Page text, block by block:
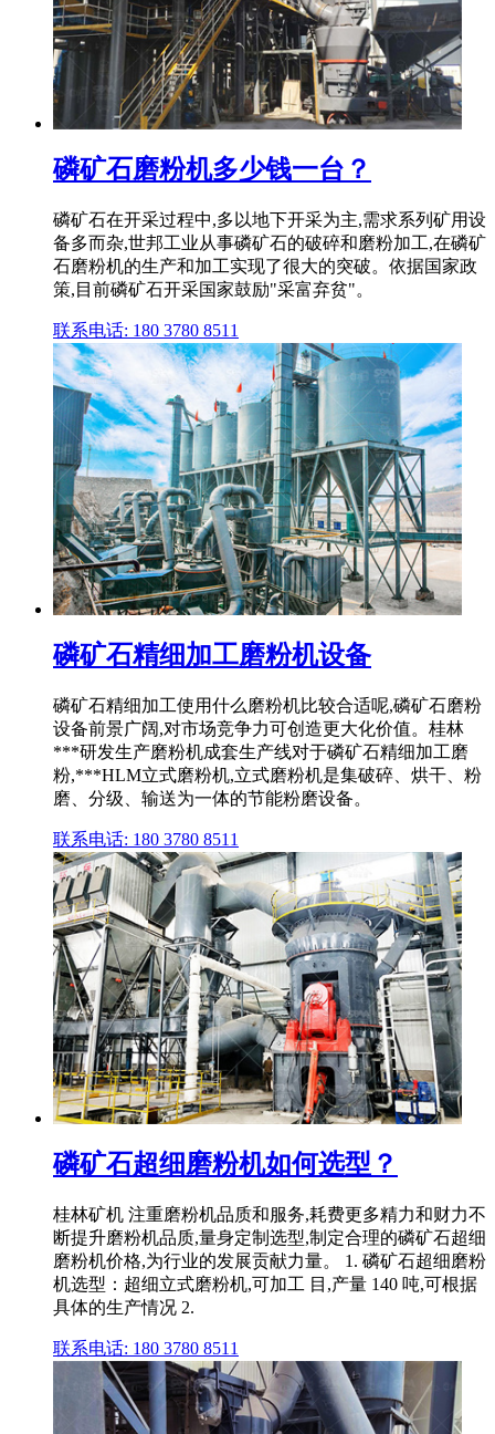
磷矿石磨粉机多少钱一台？
磷矿石在开采过程中,多以地下开采为主,需求系列矿用设
备多而杂,世邦工业从事磷矿石的破碎和磨粉加工,在磷矿
石磨粉机的生产和加工实现了很大的突破。依据国家政
策,目前磷矿石开采国家鼓励"采富弃贫"。
联系电话: 180 3780 8511
磷矿石精细加工磨粉机设备
磷矿石精细加工使用什么磨粉机比较合适呢,磷矿石磨粉
设备前景广阔,对市场竞争力可创造更大化价值。桂林
***研发生产磨粉机成套生产线对于磷矿石精细加工磨
粉,***HLM立式磨粉机,立式磨粉机是集破碎、烘干、粉
磨、分级、输送为一体的节能粉磨设备。
联系电话: 180 3780 8511
磷矿石超细磨粉机如何选型？
桂林矿机 注重磨粉机品质和服务,耗费更多精力和财力不
断提升磨粉机品质,量身定制选型,制定合理的磷矿石超细
磨粉机价格,为行业的发展贡献力量。 1. 磷矿石超细磨粉
机选型：超细立式磨粉机,可加工 目,产量 140 吨,可根据
具体的生产情况 2.
联系电话: 180 3780 8511